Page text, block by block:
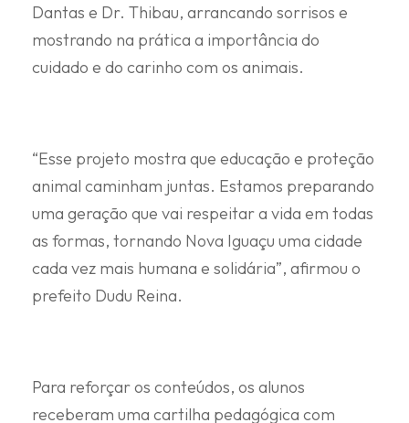
Dantas e Dr. Thibau, arrancando sorrisos e
mostrando na prática a importância do
cuidado e do carinho com os animais.
“Esse projeto mostra que educação e proteção
animal caminham juntas. Estamos preparando
uma geração que vai respeitar a vida em todas
as formas, tornando Nova Iguaçu uma cidade
cada vez mais humana e solidária”, afirmou o
prefeito Dudu Reina.
Para reforçar os conteúdos, os alunos
receberam uma cartilha pedagógica com